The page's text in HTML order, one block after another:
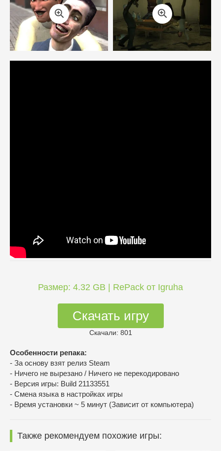
Размер: 4.32 GB | RePack от Igruha
Скачать игру
Скачали: 801
Особенности репака:
- За основу взят релиз Steam
- Ничего не вырезано / Ничего не перекодировано
- Версия игры: Build 21133551
- Смена языка в настройках игры
- Время установки ~ 5 минут (Зависит от компьютера)
Также рекомендуем похожие игры: